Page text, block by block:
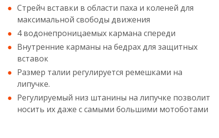
Стрейч вставки в области паха и коленей для
максимальной свободы движения
4 водонепроницаемых кармана спереди
Внутренние карманы на бедрах для защитных
вставок
Размер талии регулируется ремешками на
липучке.
Регулируемый низ штанины на липучке позволит
носить их даже с самыми большими мотоботами